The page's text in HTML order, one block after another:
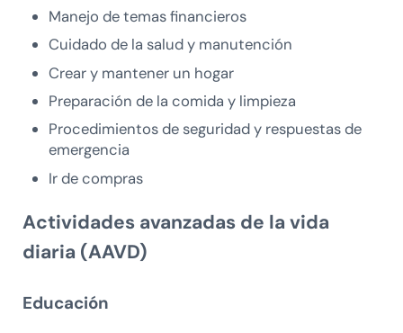
Manejo de temas financieros
Cuidado de la salud y manutención
Crear y mantener un hogar
Preparación de la comida y limpieza
Procedimientos de seguridad y respuestas de
emergencia
Ir de compras
Actividades avanzadas de la vida
diaria (AAVD)
Educación